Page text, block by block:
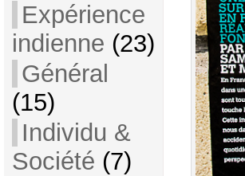
Expérience
indienne (23)
Général
(15)
Individu &
Société (7)